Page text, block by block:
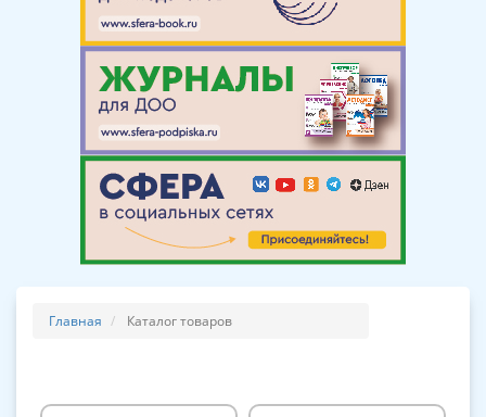
Главная Каталог товаров